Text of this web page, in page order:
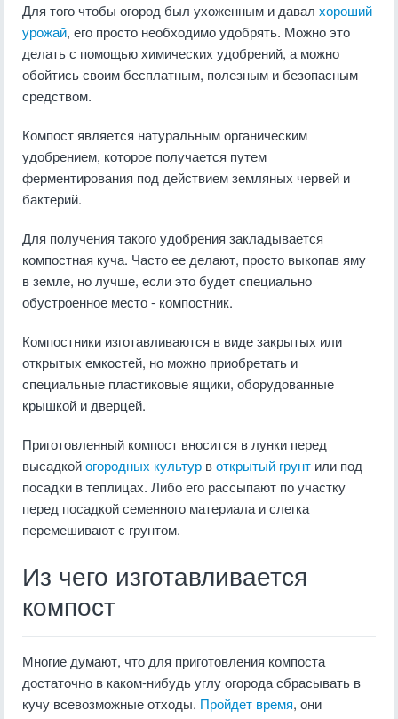
Для того чтобы огород был ухоженным и давал хороший
урожай, его просто необходимо удобрять. Можно это
делать с помощью химических удобрений, а можно
обойтись своим бесплатным, полезным и безопасным
средством.
Компост является натуральным органическим
удобрением, которое получается путем
ферментирования под действием земляных червей и
бактерий.
Для получения такого удобрения закладывается
компостная куча. Часто ее делают, просто выкопав яму
в земле, но лучше, если это будет специально
обустроенное место - компостник.
Компостники изготавливаются в виде закрытых или
открытых емкостей, но можно приобретать и
специальные пластиковые ящики, оборудованные
крышкой и дверцей.
Приготовленный компост вносится в лунки перед
высадкойогородных культур воткрытый грунт или под
посадки в теплицах. Либо его рассыпают по участку
перед посадкой семенного материала и слегка
перемешивают с грунтом.
Из чего изготавливается
компост
Многие думают, что для приготовления компоста
достаточно в каком-нибудь углу огорода сбрасывать в
кучу всевозможные отходы. Пройдет время, они